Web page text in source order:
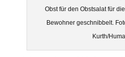
Obst für den Obstsalat für
Bewohner geschnibbelt.
Kurth/